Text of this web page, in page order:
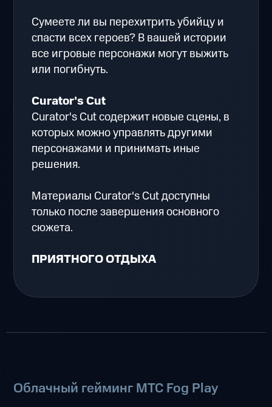
Сумеете ли вы перехитрить убийцу и
спасти всех героев? В вашей истории
все игровые персонажи могут выжить
или погибнуть.
Curator's Cut
Curator's Cut содержит новые сцены, в
которых можно управлять другими
персонажами и принимать иные
решения.
Материалы Curator's Cut доступны
только после завершения основного
сюжета.
ПРИЯТНОГО ОТДЫХА
Облачный гейминг МТС Fog Play